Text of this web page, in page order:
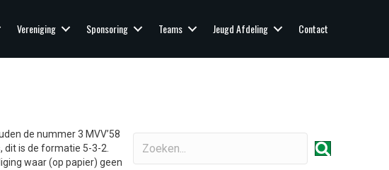
Vereniging Sponsoring Teams Jeugd Afdeling Contact
de nummer 3 MVV’58
dit is de formatie 5-3-2.
waar (op papier) geen